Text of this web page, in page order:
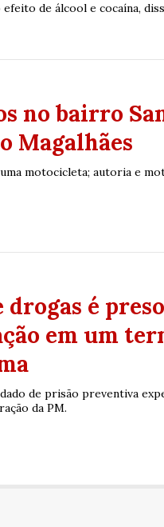
de álcool e cocaína,
no bairro
Magalhães
motocicleta; autoria e
é preso
em um
de prisão preventiva
da PM.